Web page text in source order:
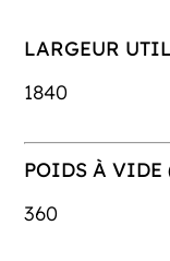
LARGEUR
1840
POIDS À VIDE
360